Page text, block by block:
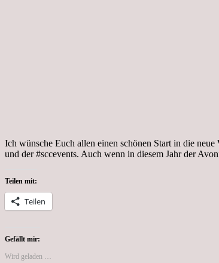
Ich wünsche Euch allen einen schönen Start in die
und der #sccevents. Auch wenn in diesem Jahr der
Teilen mit:
Teilen
Gefällt mir:
Wird geladen …